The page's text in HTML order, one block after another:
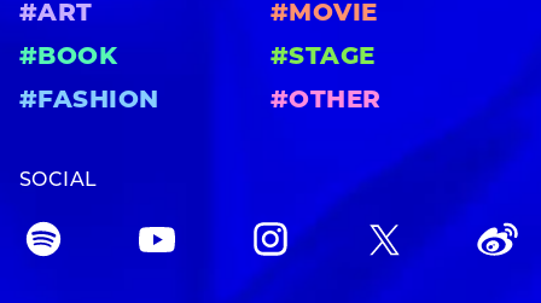
#ART
#MOVIE
#BOOK
#STAGE
#FASHION
#OTHER
SOCIAL